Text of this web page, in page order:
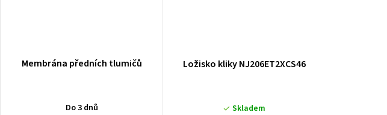
Membrána předních tlumičů
Do 3 dnů
Ložisko kliky NJ206ET2XCS46
Skladem